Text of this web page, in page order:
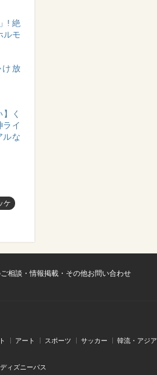
! 絶
ルモ
放
】く
ライ
ルな
ケ
相談・情報掲載・その他お問い合わせ
アート スポーツ サッカー 韓流・アジア
ディズニーパス